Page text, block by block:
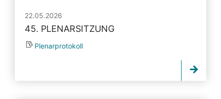
22.05.2026
45. PLENARSITZUNG
Plenarprotokoll